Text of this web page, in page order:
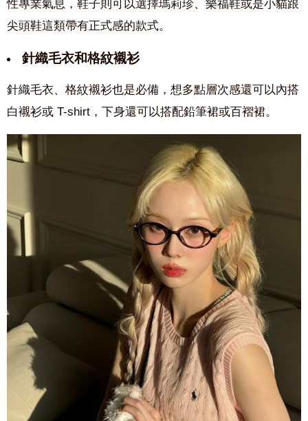
性專業氣息，鞋子則可以選擇瑪莉珍、樂福鞋或是小貓跟
尖頭鞋這類帶有正式感的款式。
針織毛衣和格紋襯衫
針織毛衣、格紋襯衫也是必備，想多點層次感還可以內搭
白襯衫或 T-shirt，下身還可以搭配鉛筆裙或百褶裙。